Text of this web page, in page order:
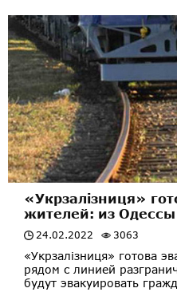
«Укрзалізниця»
жителей: из Одессы
24.02.2022 3063
«Укрзалізниця» готова
рядом с линией
будут эвакуировать